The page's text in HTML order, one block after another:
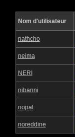
Nom d'utilisateur
nathcho
neima
NERI
nibanni
nopal
noreddine